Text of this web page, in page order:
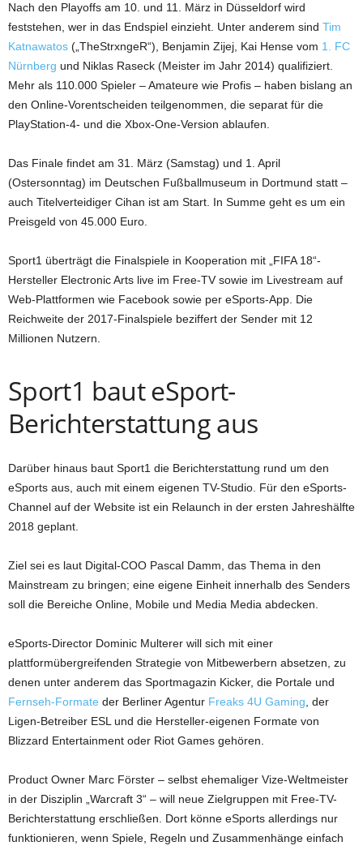
Nach den Playoffs am 10. und 11. März in Düsseldorf wird
feststehen, wer in das Endspiel einzieht. Unter anderem sind Tim
Katnawatos („TheStrxngeR“), Benjamin Zijej, Kai Hense vom 1. FC
Nürnberg und Niklas Raseck (Meister im Jahr 2014) qualifiziert.
Mehr als 110.000 Spieler – Amateure wie Profis – haben bislang an
den Online-Vorentscheiden teilgenommen, die separat für die
PlayStation-4- und die Xbox-One-Version ablaufen.
Das Finale findet am 31. März (Samstag) und 1. April
(Ostersonntag) im Deutschen Fußballmuseum in Dortmund statt –
auch Titelverteidiger Cihan ist am Start. In Summe geht es um ein
Preisgeld von 45.000 Euro.
Sport1 überträgt die Finalspiele in Kooperation mit „FIFA 18“-
Hersteller Electronic Arts live im Free-TV sowie im Livestream auf
Web-Plattformen wie Facebook sowie per eSports-App. Die
Reichweite der 2017-Finalspiele beziffert der Sender mit 12
Millionen Nutzern.
Sport1 baut eSport-
Berichterstattung aus
Darüber hinaus baut Sport1 die Berichterstattung rund um den
eSports aus, auch mit einem eigenen TV-Studio. Für den eSports-
Channel auf der Website ist ein Relaunch in der ersten Jahreshälfte
2018 geplant.
Ziel sei es laut Digital-COO Pascal Damm, das Thema in den
Mainstream zu bringen; eine eigene Einheit innerhalb des Senders
soll die Bereiche Online, Mobile und Media Media abdecken.
eSports-Director Dominic Multerer will sich mit einer
plattformübergreifenden Strategie von Mitbewerbern absetzen, zu
denen unter anderem das Sportmagazin Kicker, die Portale und
Fernseh-Formate der Berliner Agentur Freaks 4U Gaming , der
Ligen-Betreiber ESL und die Hersteller-eigenen Formate von
Blizzard Entertainment oder Riot Games gehören.
Product Owner Marc Förster – selbst ehemaliger Vize-Weltmeister
in der Disziplin „Warcraft 3“ – will neue Zielgruppen mit Free-TV-
Berichterstattung erschließen. Dort könne eSports allerdings nur
funktionieren, wenn Spiele, Regeln und Zusammenhänge einfach